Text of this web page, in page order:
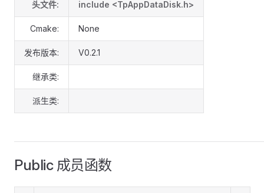
头文件: include <TpAppDataDisk.h>
Cmake: None
发布版本: V0.2.1
继承类:
派生类:
Public 成员函数